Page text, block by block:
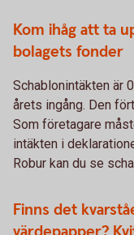
Kom ihåg att ta
bolagets fonder
Schablonintäkten är
årets ingång. Den
Som företagare
intäkten i
Robur kan du se
Finns det